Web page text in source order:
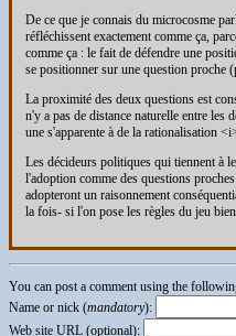
De ce que je connais du microcosme
réfléchissent exactement comme ça,
comme ça : le fait de défendre une
se positionner sur une question proche
La proximité des deux questions est
n'y a pas de distance naturelle entre les
une s'apparente à de la rationalisation
Les décideurs politiques qui tiennent à
l'adoption comme des questions
adopteront un raisonnement
la fois- si l'on pose les règles du jeu
You can post a comment using the
Name or nick (mandatory):
Web site URL (optional):